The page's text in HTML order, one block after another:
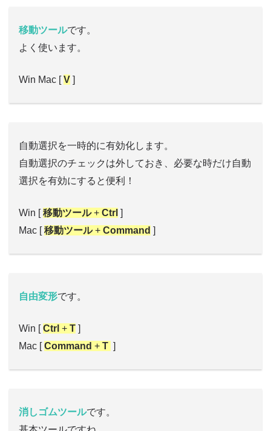
移動ツールです。
よく使います。
Win Mac [V ]
自動選択を一時的に有効化します。
自動選択のチェックは外しておき、必要な時だけ自動
選択を有効にすると便利！
Win [移動ツール+ Ctrl ]
Mac [移動ツール + Command ]
自由変形です。
Win [Ctrl + T ]
Mac [Command + T ]
消しゴムツールです。